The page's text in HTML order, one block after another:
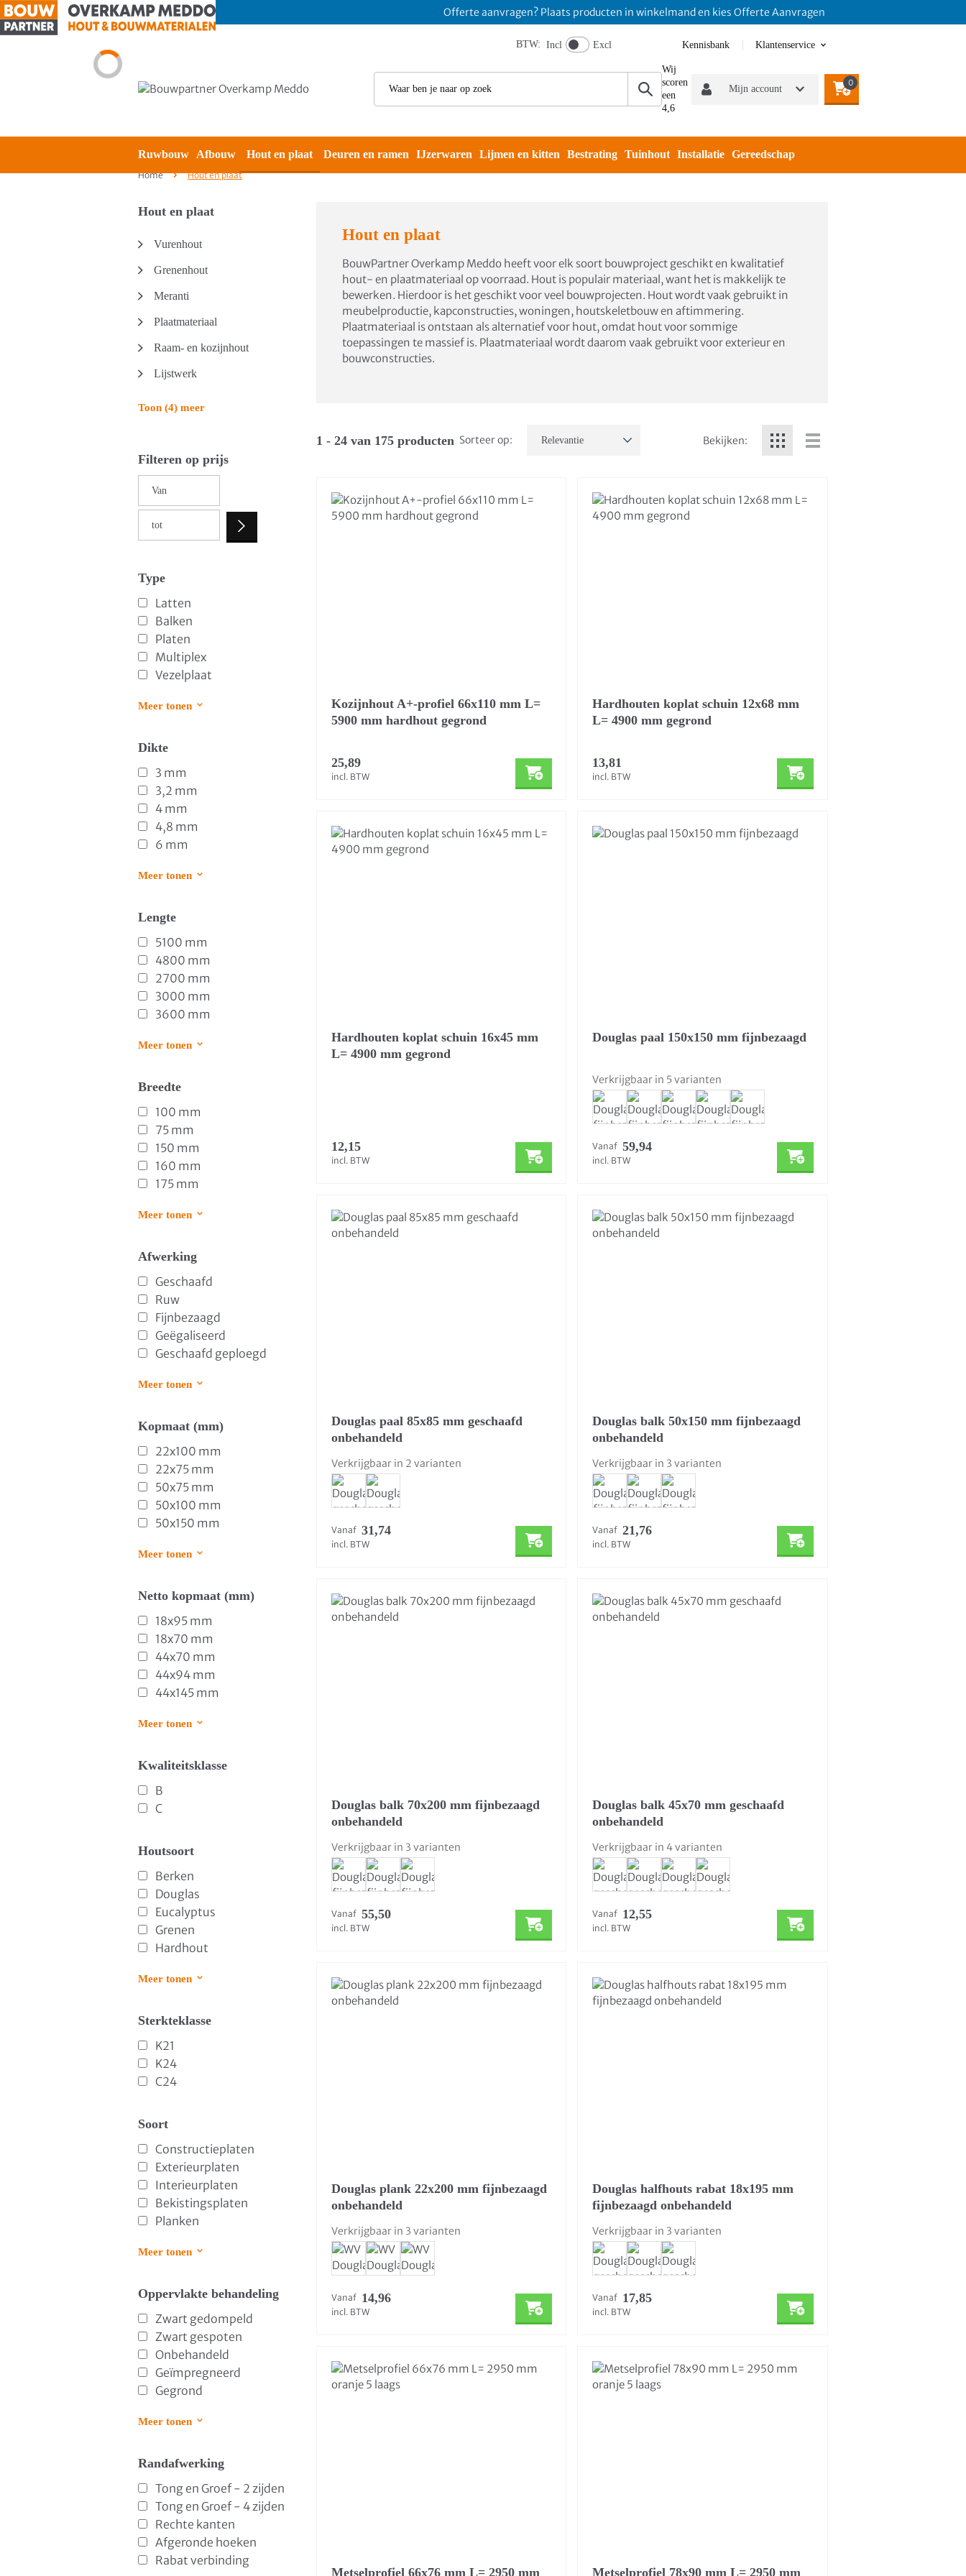
Offerte aanvragen? Plaats producten in winkelmand en kies Offerte Aanvragen
BTW: Incl Excl Kennisbank Klantenservice
Wij
scoren
een
4,6
Mijn account
0
Ruwbouw Afbouw Hout en plaat Deuren en ramen IJzerwaren Lijmen en kitten Bestrating Tuinhout Installatie Gereedschap
Home Hout en plaat
Hout en plaat
Vurenhout
Grenenhout
Meranti
Plaatmateriaal
Raam- en kozijnhout
Lijstwerk
Toon (4) meer
Filteren op prijs
Type
Latten
Balken
Platen
Multiplex
Vezelplaat
Meer tonen
Dikte
3 mm
3,2 mm
4 mm
4,8 mm
6 mm
Meer tonen
Lengte
5100 mm
4800 mm
2700 mm
3000 mm
3600 mm
Meer tonen
Breedte
100 mm
75 mm
150 mm
160 mm
175 mm
Meer tonen
Afwerking
Geschaafd
Ruw
Fijnbezaagd
Geëgaliseerd
Geschaafd geploegd
Meer tonen
Kopmaat (mm)
22x100 mm
22x75 mm
50x75 mm
50x100 mm
50x150 mm
Meer tonen
Netto kopmaat (mm)
18x95 mm
18x70 mm
44x70 mm
44x94 mm
44x145 mm
Meer tonen
Kwaliteitsklasse
B
C
Houtsoort
Berken
Douglas
Eucalyptus
Grenen
Hardhout
Meer tonen
Sterkteklasse
K21
K24
C24
Soort
Constructieplaten
Exterieurplaten
Interieurplaten
Bekistingsplaten
Planken
Meer tonen
Oppervlakte behandeling
Zwart gedompeld
Zwart gespoten
Onbehandeld
Geïmpregneerd
Gegrond
Meer tonen
Randafwerking
Tong en Groef - 2 zijden
Tong en Groef - 4 zijden
Rechte kanten
Afgeronde hoeken
Rabat verbinding
Hout en plaat
BouwPartner Overkamp Meddo heeft voor elk soort bouwproject geschikt en kwalitatief
hout- en plaatmateriaal op voorraad. Hout is populair materiaal, want het is makkelijk te
bewerken. Hierdoor is het geschikt voor veel bouwprojecten. Hout wordt vaak gebruikt in
meubelproductie, kapconstructies, woningen, houtskeletbouw en aftimmering.
Plaatmateriaal is ontstaan als alternatief voor hout, omdat hout voor sommige
toepassingen te massief is. Plaatmateriaal wordt daarom vaak gebruikt voor exterieur en
bouwconstructies.
1 - 24 van 175 producten Sorteer op: Bekijken:
Kozijnhout A+-profiel 66x110 mm L=
5900 mm hardhout gegrond
25,89
incl. BTW
Hardhouten koplat schuin 12x68 mm
L= 4900 mm gegrond
13,81
incl. BTW
Hardhouten koplat schuin 16x45 mm
L= 4900 mm gegrond
12,15
incl. BTW
Douglas paal 150x150 mm fijnbezaagd
Verkrijgbaar in 5 varianten
Vanaf 59,94
incl. BTW
Douglas paal 85x85 mm geschaafd
onbehandeld
Verkrijgbaar in 2 varianten
Vanaf 31,74
incl. BTW
Douglas balk 50x150 mm fijnbezaagd
onbehandeld
Verkrijgbaar in 3 varianten
Vanaf 21,76
incl. BTW
Douglas balk 70x200 mm fijnbezaagd
onbehandeld
Verkrijgbaar in 3 varianten
Vanaf 55,50
incl. BTW
Douglas balk 45x70 mm geschaafd
onbehandeld
Verkrijgbaar in 4 varianten
Vanaf 12,55
incl. BTW
Douglas plank 22x200 mm fijnbezaagd
onbehandeld
Verkrijgbaar in 3 varianten
Vanaf 14,96
incl. BTW
Douglas halfhouts rabat 18x195 mm
fijnbezaagd onbehandeld
Verkrijgbaar in 3 varianten
Vanaf 17,85
incl. BTW
Metselprofiel 66x76 mm L= 2950 mm Metselprofiel 78x90 mm L= 2950 mm